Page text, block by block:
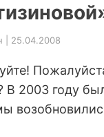
| 25.04.2008
В 2003 году